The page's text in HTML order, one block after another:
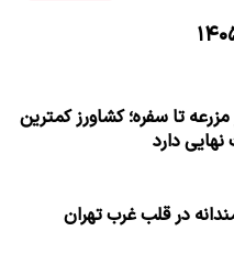
تا سفره؛ کشاورز کمترین
دارد
در قلب غرب تهران